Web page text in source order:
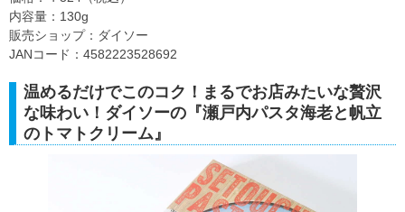
内容量：130g
販売ショップ：ダイソー
JANコード：4582223528692
温めるだけでこのコク！まるでお店みたいな贅沢
な味わい！ダイソーの『瀬戸内パスタ海老と帆立
のトマトクリーム』